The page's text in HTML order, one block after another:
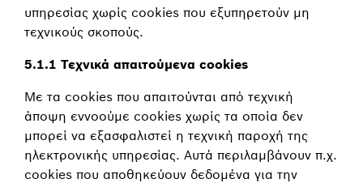
υπηρεσίας χωρίς cookies που εξυπηρετούν μη
τεχνικούς σκοπούς.
5.1.1 Τεχνικά απαιτούμενα cookies
Με τα cookies που απαιτούνται από τεχνική
άποψη εννοούμε cookies χωρίς τα οποία δεν
μπορεί να εξασφαλιστεί η τεχνική παροχή της
ηλεκτρονικής υπηρεσίας. Αυτά περιλαμβάνουν π.χ.
cookies που αποθηκεύουν δεδομένα για την